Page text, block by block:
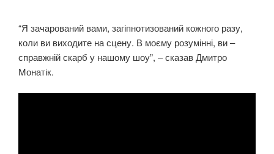
“Я зачарований вами, загіпнотизований кожного разу,
коли ви виходите на сцену. В моєму розумінні, ви –
справжній скарб у нашому шоу”, – сказав Дмитро
Монатік.